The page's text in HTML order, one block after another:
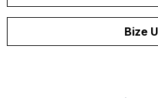
Bize